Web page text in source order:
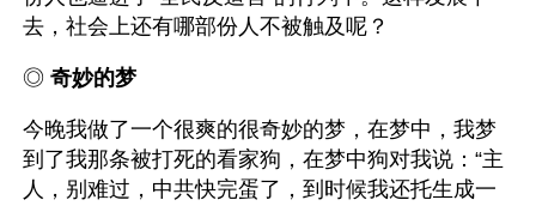
去，社会上还有哪部份人不被触及呢？
◎ 奇妙的梦
今晚我做了一个很爽的很奇妙的梦，在梦中，我梦
到了我那条被打死的看家狗，在梦中狗对我说：“主
人，别难过，中共快完蛋了，到时候我还托生成一